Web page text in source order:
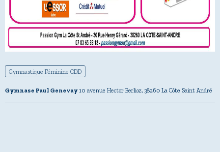
Gymnastique Féminine CDD
Gymnase Paul Genevay 10 avenue Hector Berlioz, 38260 La Côte Saint André